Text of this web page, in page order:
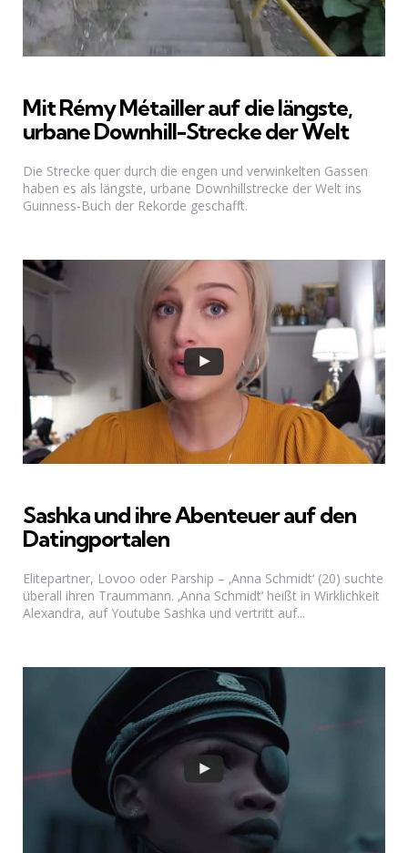
Mit Rémy Métailler auf die längste,
urbane Downhill-Strecke der Welt
Die Strecke quer durch die engen und verwinkelten Gassen
haben es als längste, urbane Downhillstrecke der Welt ins
Guinness-Buch der Rekorde geschafft.
Sashka und ihre Abenteuer auf den
Datingportalen
Elitepartner, Lovoo oder Parship – ‚Anna Schmidt‘ (20) suchte
überall ihren Traummann. ‚Anna Schmidt‘ heißt in Wirklichkeit
Alexandra, auf Youtube Sashka und vertritt auf...